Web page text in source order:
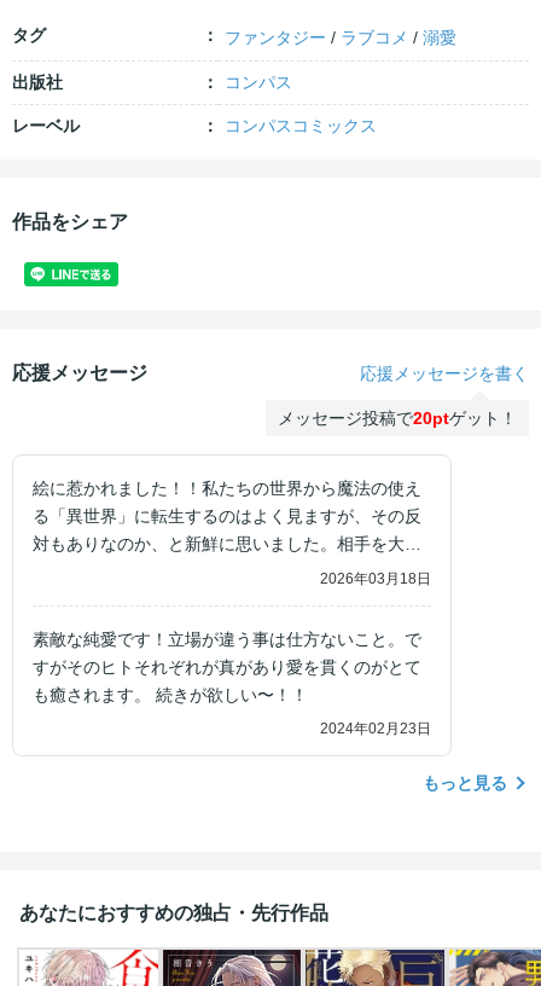
タグ ファンタジー / ラブコメ /溺愛
出版社 コンパス
レーベル コンパスコミックス
作品をシェア
応援メッセージ 応援メッセージを書く
メッセージ投稿で20ptゲット！
絵に惹かれました！！私たちの世界から魔法の使え
る「異世界」に転生するのはよく見ますが、その反
対もありなのか、と新鮮に思いました。相手を大切
に思う感じがめちゃくちゃ伝わってきて最高に良い
2026年03月18日
素敵な純愛です！立場が違う事は仕方ないこと。で
すがそのヒトそれぞれが真があり愛を貫くのがとて
も癒されます。 続きが欲しい〜！！
2024年02月23日
もっと見る
あなたにおすすめの独占・先行作品